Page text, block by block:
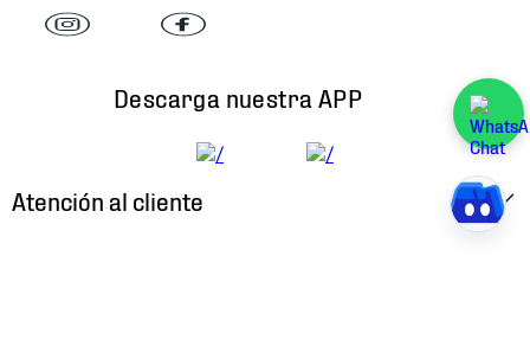
Descarga nuestra APP
Atención al cliente